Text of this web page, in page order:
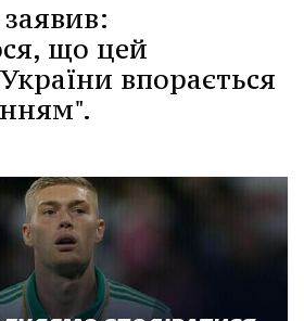
що цей
впорається